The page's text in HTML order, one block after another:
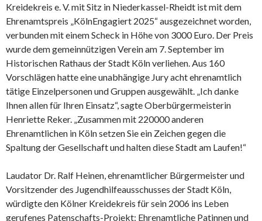
Kreidekreis e. V. mit Sitz in Niederkassel-Rheidt ist mit dem
Ehrenamtspreis „KölnEngagiert 2025“ ausgezeichnet worden,
verbunden mit einem Scheck in Höhe von 3000 Euro. Der Preis
wurde dem gemeinnützigen Verein am 7. September im
Historischen Rathaus der Stadt Köln verliehen. Aus 160
Vorschlägen hatte eine unabhängige Jury acht ehrenamtlich
tätige Einzelpersonen und Gruppen ausgewählt. „Ich danke
Ihnen allen für Ihren Einsatz“, sagte Oberbürgermeisterin
Henriette Reker. „Zusammen mit 220000 anderen
Ehrenamtlichen in Köln setzen Sie ein Zeichen gegen die
Spaltung der Gesellschaft und halten diese Stadt am Laufen!“
Laudator Dr. Ralf Heinen, ehrenamtlicher Bürgermeister und
Vorsitzender des Jugendhilfeausschusses der Stadt Köln,
würdigte den Kölner Kreidekreis für sein 2006 ins Leben
gerufenes Patenschafts-Projekt: Ehrenamtliche Patinnen und